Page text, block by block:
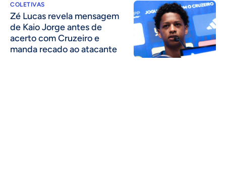
COLETIVAS
Zé Lucas revela mensagem
de Kaio Jorge antes de
acerto com Cruzeiro e
manda recado ao atacante